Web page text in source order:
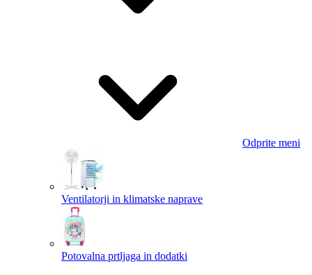
Odprite meni
Ventilatorji in klimatske naprave
Potovalna prtljaga in dodatki